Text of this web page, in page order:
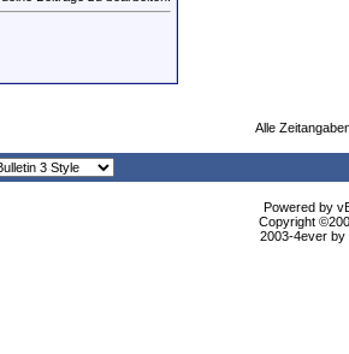
Alle
Powered by
Copyright
2003-4ever by